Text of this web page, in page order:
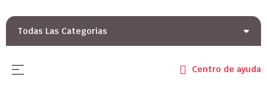
Todas Las Categorias
Navegación de palanca
☰ Centro de ayuda